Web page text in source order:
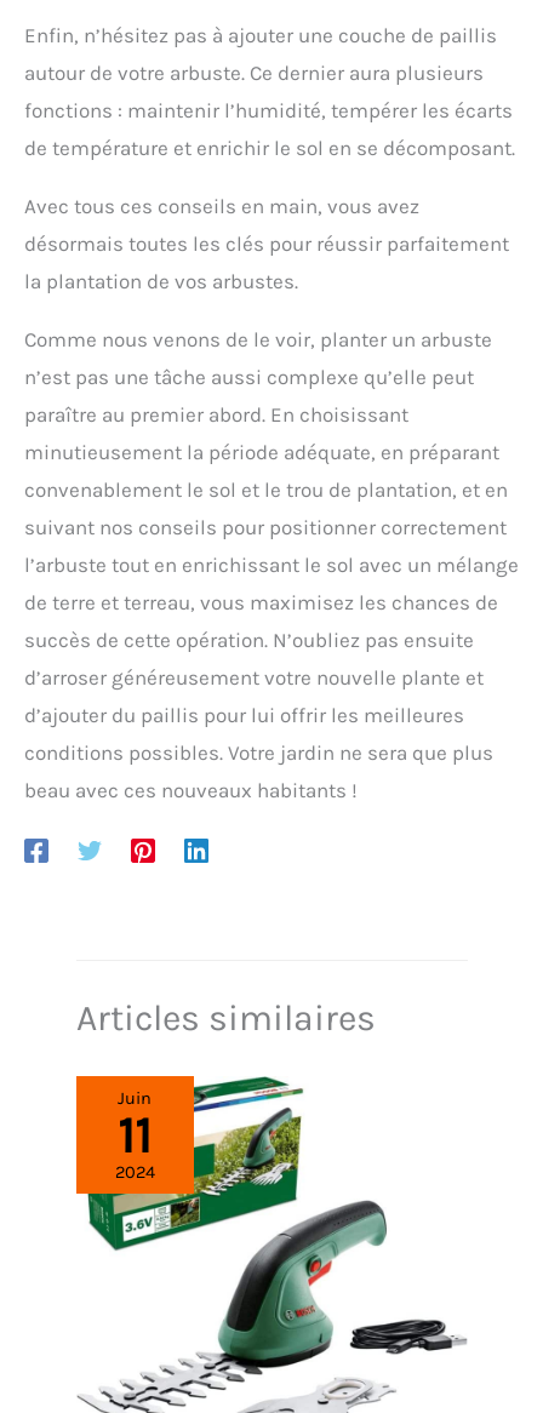
Enfin, n’hésitez pas à ajouter une couche de paillis
autour de votre arbuste. Ce dernier aura plusieurs
fonctions : maintenir l’humidité, tempérer les écarts
de température et enrichir le sol en se décomposant.
Avec tous ces conseils en main, vous avez
désormais toutes les clés pour réussir parfaitement
la plantation de vos arbustes.
Comme nous venons de le voir, planter un arbuste
n’est pas une tâche aussi complexe qu’elle peut
paraître au premier abord. En choisissant
minutieusement la période adéquate, en préparant
convenablement le sol et le trou de plantation, et en
suivant nos conseils pour positionner correctement
l’arbuste tout en enrichissant le sol avec un mélange
de terre et terreau, vous maximisez les chances de
succès de cette opération. N’oubliez pas ensuite
d’arroser généreusement votre nouvelle plante et
d’ajouter du paillis pour lui offrir les meilleures
conditions possibles. Votre jardin ne sera que plus
beau avec ces nouveaux habitants !
Articles similaires
Juin
11
2024